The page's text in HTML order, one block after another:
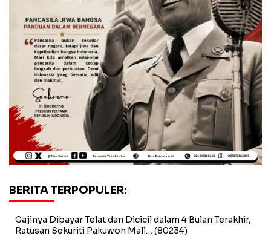
BERITA TERPOPULER:
Gajinya Dibayar Telat dan Dicicil dalam 4 Bulan Terakhir,
Ratusan Sekuriti Pakuwon Mall… (80234)